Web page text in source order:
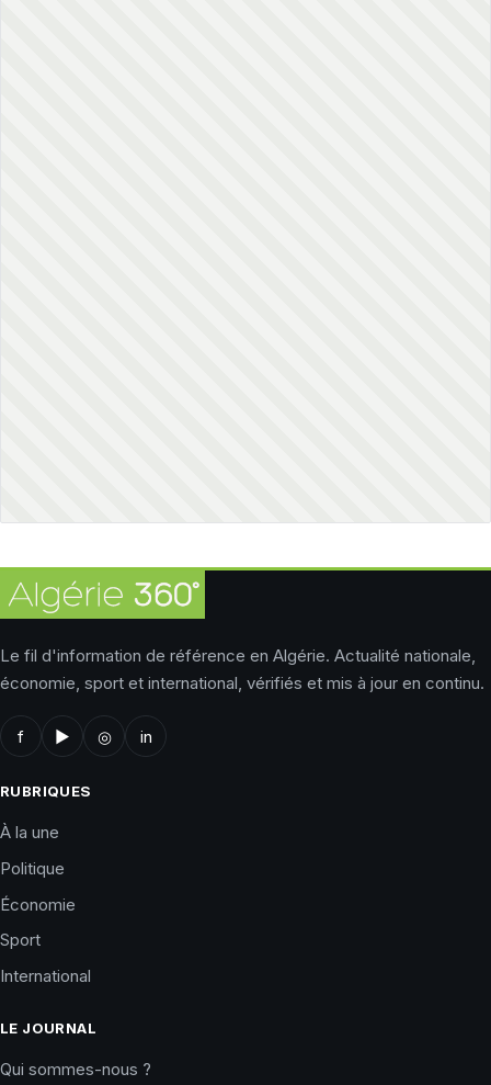
Le fil d'information de référence en Algérie. Actualité nationale,
économie, sport et international, vérifiés et mis à jour en continu.
f ▶ ◎ in
RUBRIQUES
À la une
Politique
Économie
Sport
International
LE JOURNAL
Qui sommes-nous ?